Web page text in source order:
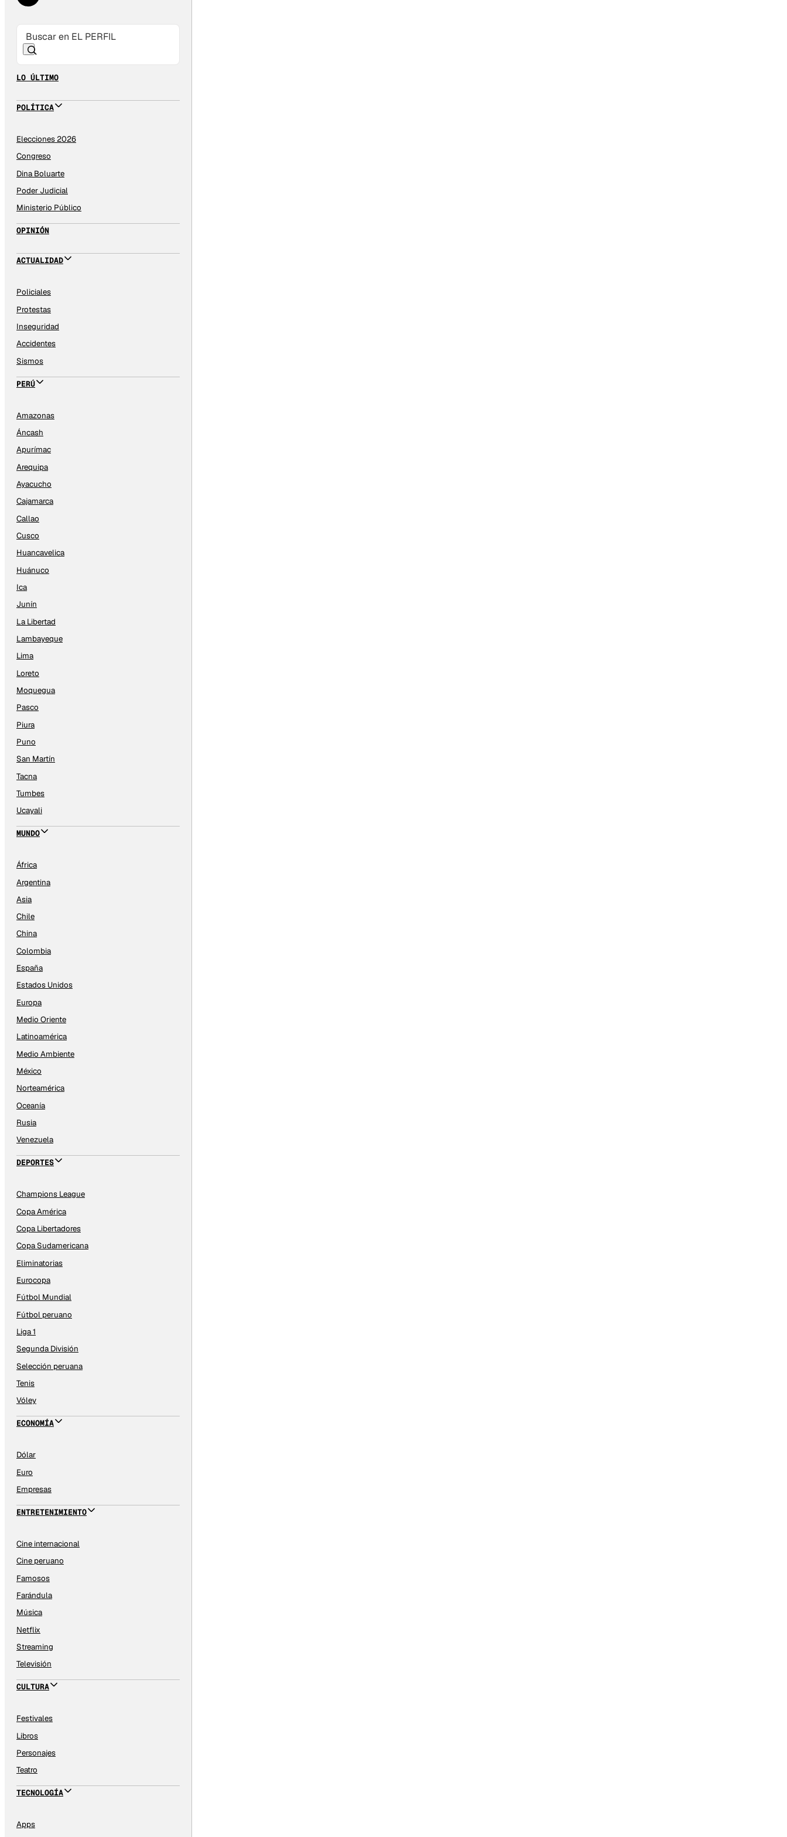
LO ÚLTIMO
POLÍTICA
Elecciones 2026
Congreso
Dina Boluarte
Poder Judicial
Ministerio Público
OPINIÓN
ACTUALIDAD
Policiales
Protestas
Inseguridad
Accidentes
Sismos
PERÚ
Amazonas
Áncash
Apurímac
Arequipa
Ayacucho
Cajamarca
Callao
Cusco
Huancavelica
Huánuco
Ica
Junín
La Libertad
Lambayeque
Lima
Loreto
Moquegua
Pasco
Piura
Puno
San Martín
Tacna
Tumbes
Ucayali
MUNDO
África
Argentina
Asia
Chile
China
Colombia
España
Estados Unidos
Europa
Medio Oriente
Latinoamérica
Medio Ambiente
México
Norteamérica
Oceanía
Rusia
Venezuela
DEPORTES
Champions League
Copa América
Copa Libertadores
Copa Sudamericana
Eliminatorias
Eurocopa
Fútbol Mundial
Fútbol peruano
Liga 1
Segunda División
Selección peruana
Tenis
Vóley
ECONOMÍA
Dólar
Euro
Empresas
ENTRETENIMIENTO
Cine internacional
Cine peruano
Famosos
Farándula
Música
Netflix
Streaming
Televisión
CULTURA
Festivales
Libros
Personajes
Teatro
TECNOLOGÍA
Apps